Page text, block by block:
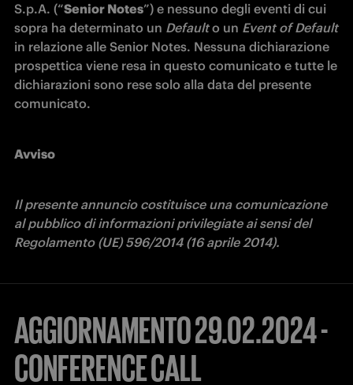
S.p.A. (“Senior Notes”) e nessuno degli eventi di cui
sopra ha determinato un Default o un Event of Default
in relazione alle Senior Notes. Nessuna dichiarazione
prospettica viene resa in questo comunicato e tutte le
dichiarazioni sono rese solo alla data del presente
comunicato.
Avviso
Il presente annuncio costituisce una comunicazione
al pubblico di informazioni privilegiate ai sensi del
Regolamento (UE) 596/2014 (16 aprile 2014).
AGGIORNAMENTO 29.02.2024 -
CONFERENCE CALL